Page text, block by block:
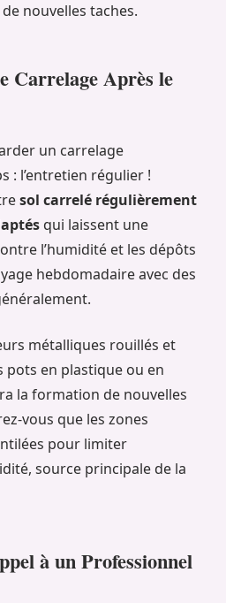
nouvelles taches.
Carrelage Après le
un carrelage
: l’entretien régulier !
sol carrelé régulièrement
qui laissent une
l’humidité et les dépôts
hebdomadaire avec des
métalliques rouillés et
pots en plastique ou en
la formation de nouvelles
vous que les zones
pour limiter
source principale de la
à un Professionnel